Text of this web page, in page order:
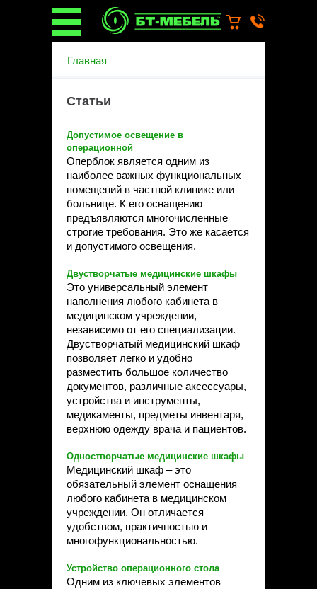
О бренде
Каталог
Монтаж операционных
светильников
Ремонт медицинской мебели
Запасные части
Гарантийное обслуживание
медицинской мебели
Инструкции от производителей
Установка медицинской мебели
Наши объекты
Производители
Дилерам
Статьи
Главная
Статьи
Допустимое освещение в
операционной
Оперблок является одним из
наиболее важных функциональных
помещений в частной клинике или
больнице. К его оснащению
предъявляются многочисленные
строгие требования. Это же касается
и допустимого освещения.
Двустворчатые медицинские шкафы
Это универсальный элемент
наполнения любого кабинета в
медицинском учреждении,
независимо от его специализации.
Двустворчатый медицинский шкаф
позволяет легко и удобно
разместить большое количество
документов, различные аксессуары,
устройства и инструменты,
медикаменты, предметы инвентаря,
верхнюю одежду врача и пациентов.
Одностворчатые медицинские шкафы
Медицинский шкаф – это
обязательный элемент оснащения
любого кабинета в медицинском
учреждении. Он отличается
удобством, практичностью и
многофункциональностью.
Устройство операционного стола
Одним из ключевых элементов